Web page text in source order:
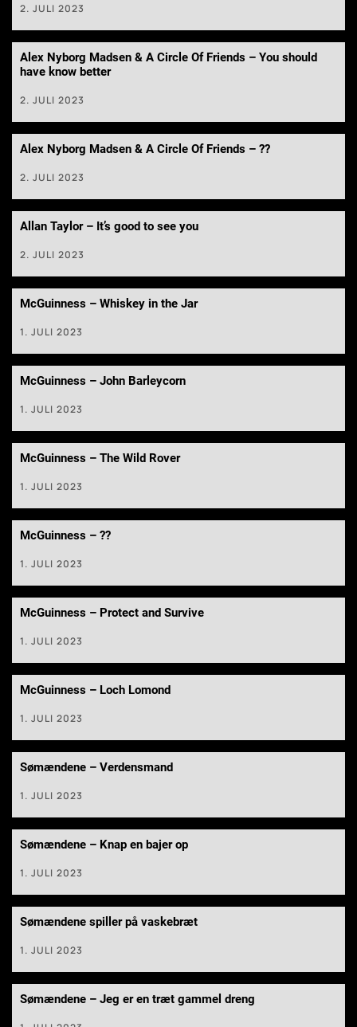
2. JULI 2023
Alex Nyborg Madsen & A Circle Of Friends – You should
have know better
2. JULI 2023
Alex Nyborg Madsen & A Circle Of Friends – ??
2. JULI 2023
Allan Taylor – It’s good to see you
2. JULI 2023
McGuinness – Whiskey in the Jar
1. JULI 2023
McGuinness – John Barleycorn
1. JULI 2023
McGuinness – The Wild Rover
1. JULI 2023
McGuinness – ??
1. JULI 2023
McGuinness – Protect and Survive
1. JULI 2023
McGuinness – Loch Lomond
1. JULI 2023
Sømændene – Verdensmand
1. JULI 2023
Sømændene – Knap en bajer op
1. JULI 2023
Sømændene spiller på vaskebræt
1. JULI 2023
Sømændene – Jeg er en træt gammel dreng